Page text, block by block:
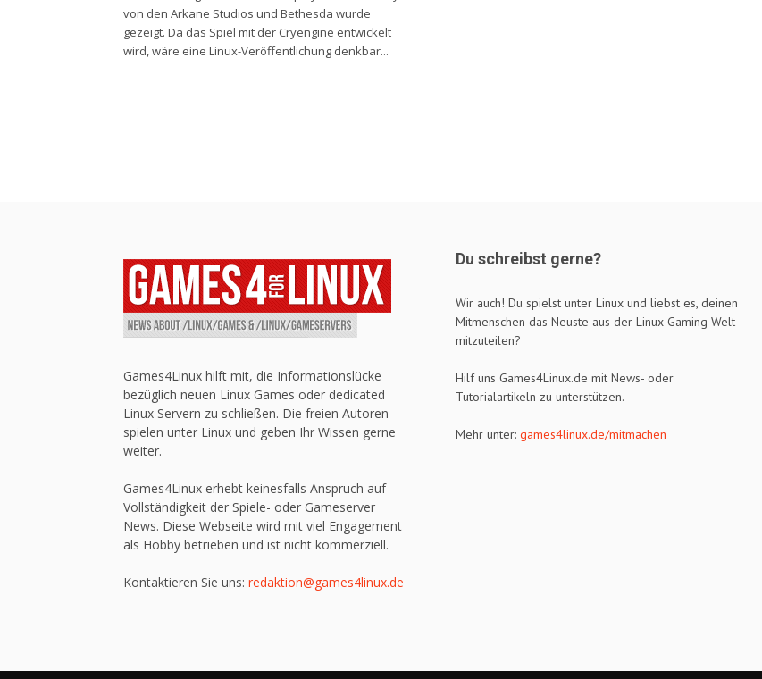
von den Arkane Studios und Bethesda wurde
gezeigt. Da das Spiel mit der Cryengine entwickelt
wird, wäre eine Linux-Veröffentlichung denkbar...
Games4Linux hilft mit, die Informationslücke
bezüglich neuen Linux Games oder dedicated
Linux Servern zu schließen. Die freien Autoren
spielen unter Linux und geben Ihr Wissen gerne
weiter.
Games4Linux erhebt keinesfalls Anspruch auf
Vollständigkeit der Spiele- oder Gameserver
News. Diese Webseite wird mit viel Engagement
als Hobby betrieben und ist nicht kommerziell.
Kontaktieren Sie uns: redaktion@games4linux.de
Du schreibst gerne?
Wir auch! Du spielst unter Linux und liebst es, deinen
Mitmenschen das Neuste aus der Linux Gaming Welt
mitzuteilen?
Hilf uns Games4Linux.de mit News- oder
Tutorialartikeln zu unterstützen.
Mehr unter: games4linux.de/mitmachen